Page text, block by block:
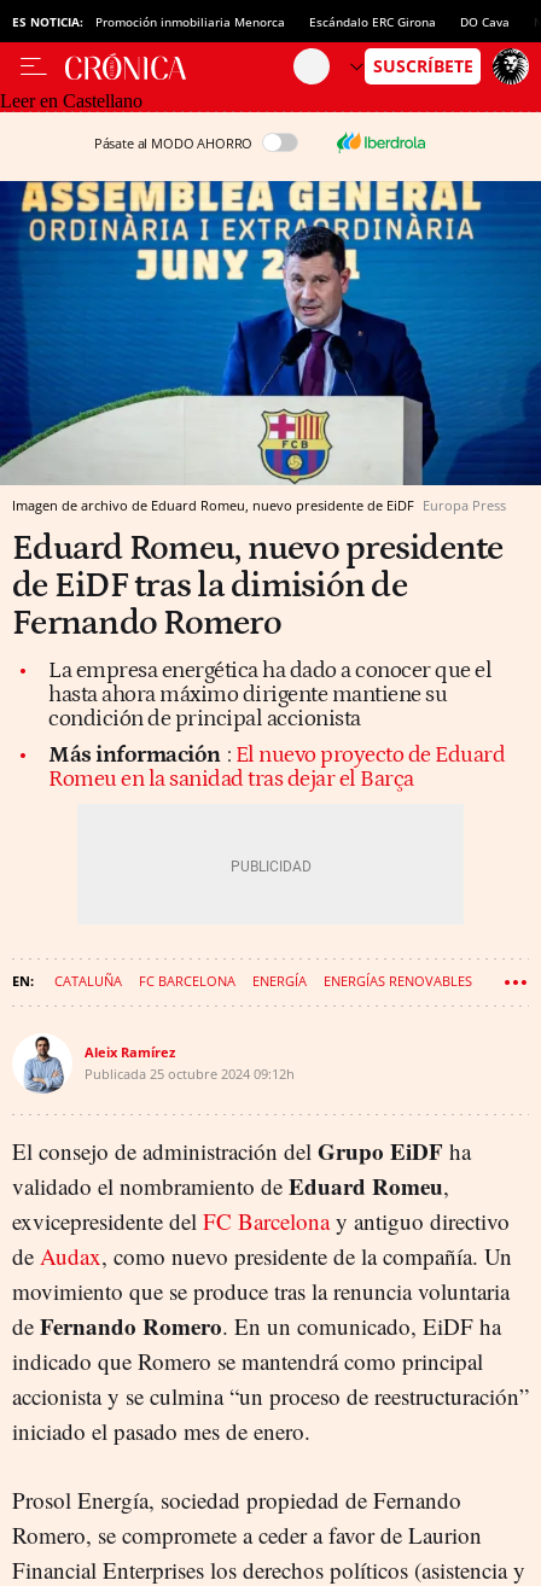
ES NOTICIA: Promoción inmobiliaria Menorca Escándalo ERC Girona DO Cava
Leer en Castellano
Pásate al MODO AHORRO
Imagen de archivo de Eduard Romeu, nuevo presidente de EiDF Europa Press
Eduard Romeu, nuevo presidente
de EiDF tras la dimisión de
Fernando Romero
La empresa energética ha dado a conocer que el
hasta ahora máximo dirigente mantiene su
condición de principal accionista
Más información : El nuevo proyecto de Eduard
Romeu en la sanidad tras dejar el Barça
CATALUÑA FC BARCELONA ENERGÍA ENERGÍAS RENOVABLES
Aleix Ramírez
Publicada 25 octubre 2024 09:12h
El consejo de administración del Grupo EiDF ha
validado el nombramiento de Eduard Romeu,
exvicepresidente del FC Barcelonay antiguo directivo
de Audax, como nuevo presidente de la compañía. Un
movimiento que se produce tras la renuncia voluntaria
de Fernando Romero. En un comunicado, EiDF ha
indicado que Romero se mantendrá como principal
accionista y se culmina “un proceso de reestructuración”
iniciado el pasado mes de enero.
Prosol Energía, sociedad propiedad de Fernando
Romero, se compromete a ceder a favor de Laurion
Financial Enterprises los derechos políticos (asistencia y